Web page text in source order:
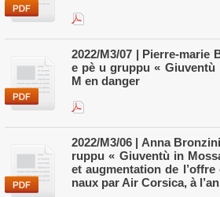
2022/M3/07 | Pierre-marie
e pè u gruppu « Giuventù
M en danger
2022/M3/06 | Anna
ruppu « Giuventù in
et augmentation de
naux par Air Corsica, à